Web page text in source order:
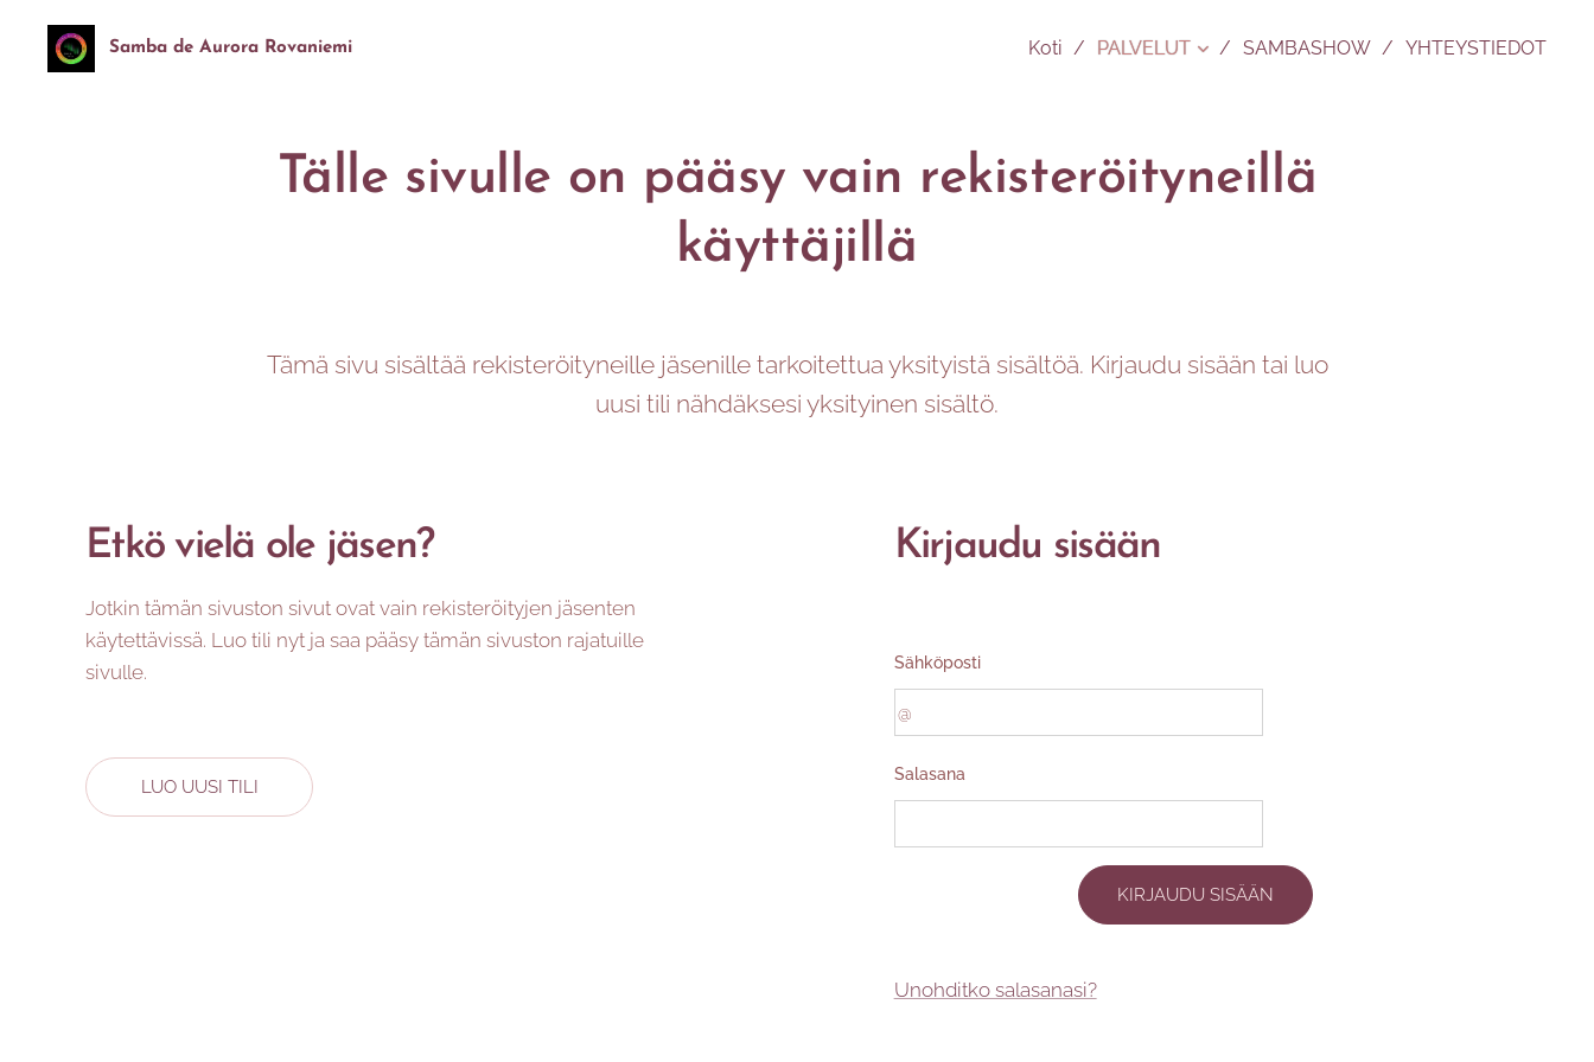
Samba de Aurora Rovaniemi Koti PALVELUT SAMBASHOW YHTEYSTIEDOT
Tälle sivulle on pääsy vain rekisteröityneillä
käyttäjillä
Tämä sivu sisältää rekisteröityneille jäsenille tarkoitettua yksityistä sisältöä. Kirjaudu sisään tai luo
uusi tili nähdäksesi yksityinen sisältö.
Etkö vielä ole jäsen?
Jotkin tämän sivuston sivut ovat vain rekisteröityjen jäsenten
käytettävissä. Luo tili nyt ja saa pääsy tämän sivuston rajatuille
sivulle.
LUO UUSI TILI
Kirjaudu sisään
Sähköposti
Salasana
KIRJAUDU SISÄÄN
Unohditko salasanasi?